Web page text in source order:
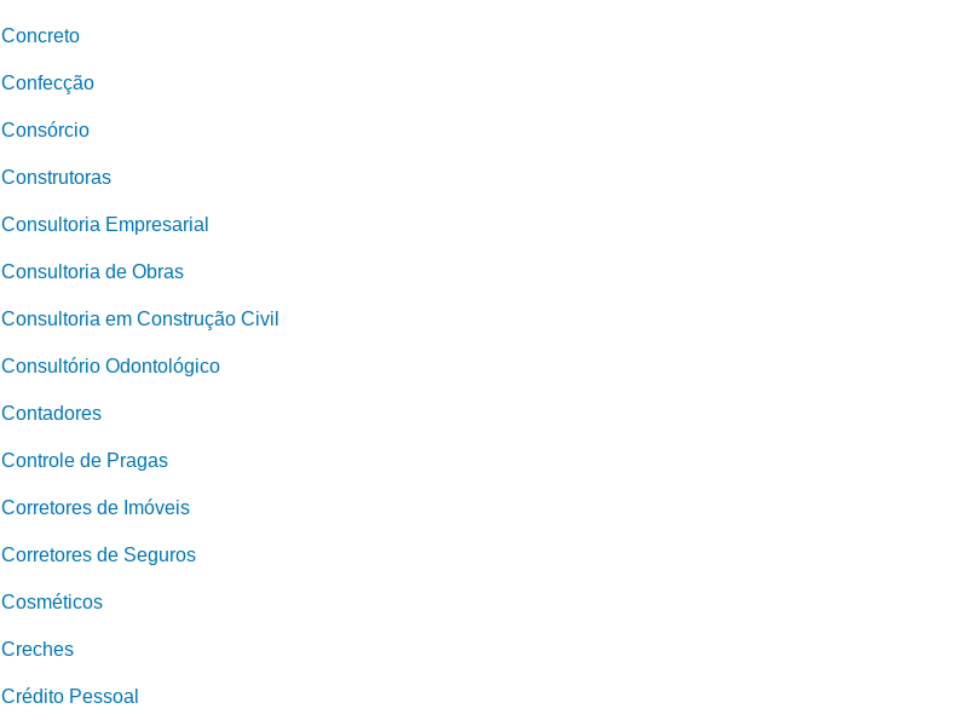
Concreto
Confecção
Consórcio
Construtoras
Consultoria Empresarial
Consultoria de Obras
Consultoria em Construção Civil
Consultório Odontológico
Contadores
Controle de Pragas
Corretores de Imóveis
Corretores de Seguros
Cosméticos
Creches
Crédito Pessoal